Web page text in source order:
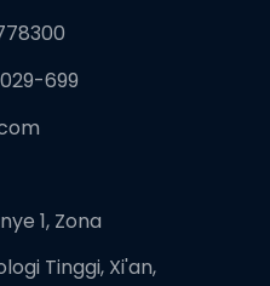
699
1, Zona
Tinggi, Xi'an,